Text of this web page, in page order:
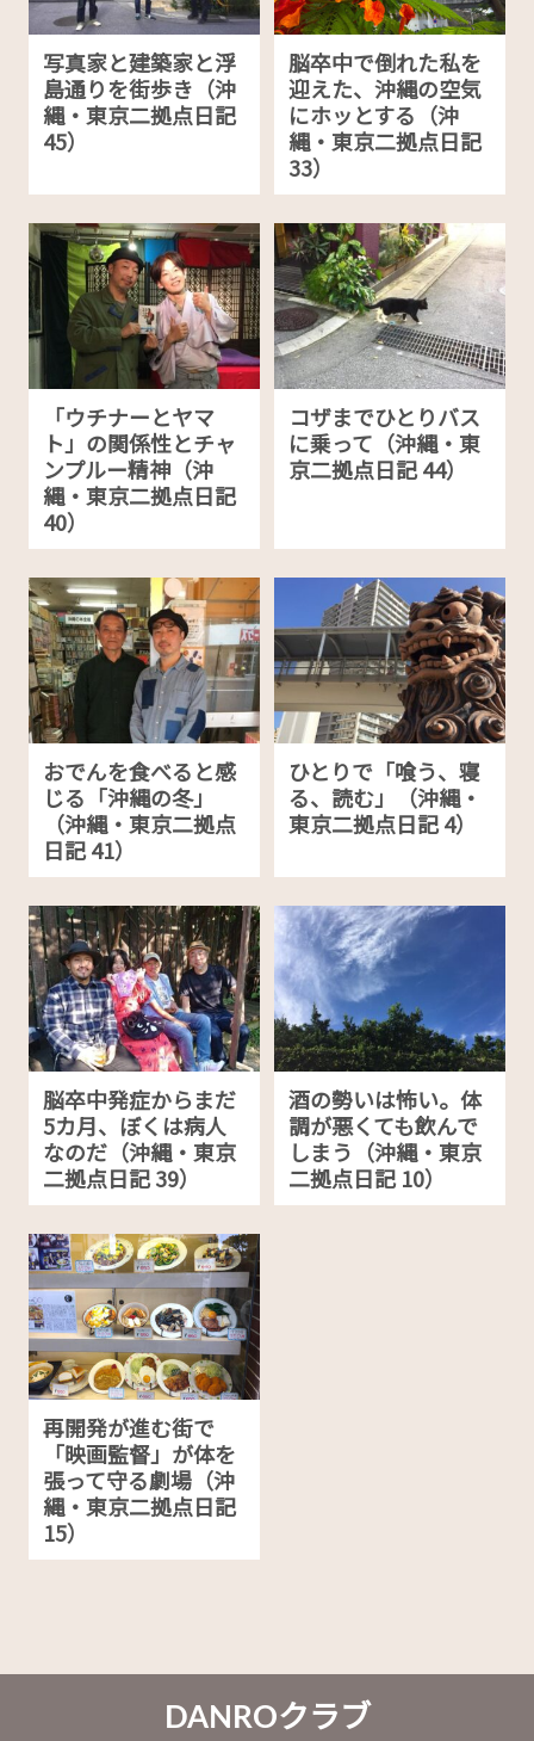
写真家と建築家と浮
島通りを街歩き（沖
縄・東京二拠点日記
45）
脳卒中で倒れた私を
迎えた、沖縄の空気
にホッとする（沖
縄・東京二拠点日記
33）
「ウチナーとヤマ
ト」の関係性とチャ
ンプルー精神（沖
縄・東京二拠点日記
40）
コザまでひとりバス
に乗って（沖縄・東
京二拠点日記 44）
おでんを食べると感
じる「沖縄の冬」
（沖縄・東京二拠点
日記 41）
ひとりで「喰う、寝
る、読む」（沖縄・
東京二拠点日記 4）
脳卒中発症からまだ
5カ月、ぼくは病人
なのだ（沖縄・東京
二拠点日記 39）
酒の勢いは怖い。体
調が悪くても飲んで
しまう（沖縄・東京
二拠点日記 10）
再開発が進む街で
「映画監督」が体を
張って守る劇場（沖
縄・東京二拠点日記
15）
DANROクラブ